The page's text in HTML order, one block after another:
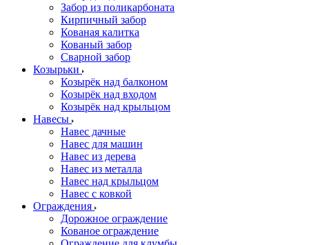
Забор из поликарбоната
Кирпичный забор
Кованая калитка
Кованый забор
Сварной забор
Козырьки
Козырёк над балконом
Козырёк над входом
Козырёк над крыльцом
Навесы
Навес дачные
Навес для машин
Навес из дерева
Навес из металла
Навес над крыльцом
Навес с ковкой
Ограждения
Дорожное ограждение
Кованое ограждение